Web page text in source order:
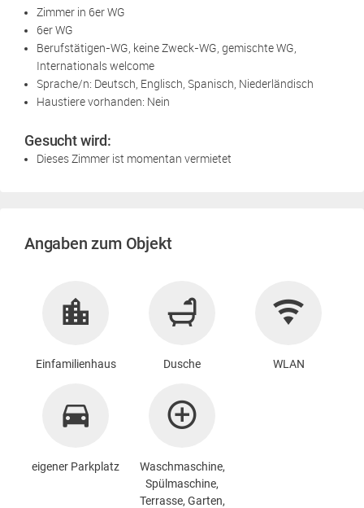
Zimmer in 6er WG
6er WG
Berufstätigen-WG, keine Zweck-WG, gemischte WG,
Internationals welcome
Sprache/n: Deutsch, Englisch, Spanisch, Niederländisch
Haustiere vorhanden: Nein
Gesucht wird:
Dieses Zimmer ist momentan vermietet
Angaben zum Objekt
Einfamilienhaus Dusche WLAN
eigener Parkplatz Waschmaschine,
Spülmaschine,
Terrasse, Garten,